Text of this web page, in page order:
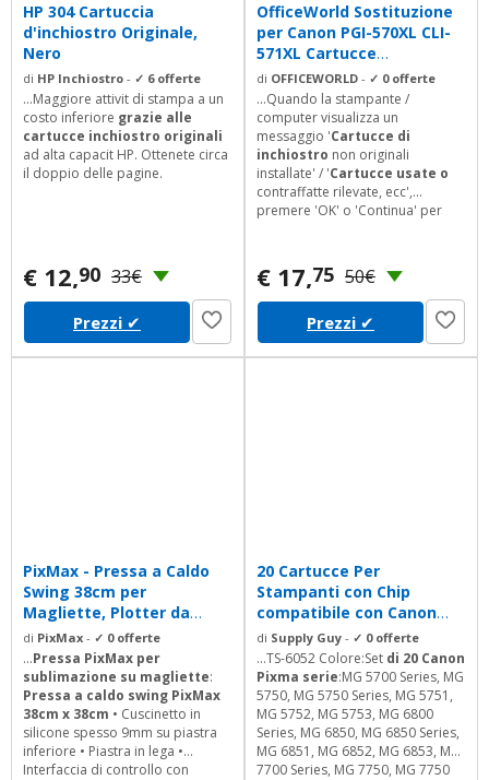
HP 304 Cartuccia
d'inchiostro Originale,
Nero
di HP Inchiostro - ✓ 6 offerte
...Maggiore attivit di stampa a un
costo inferiore grazie alle
cartucce inchiostro originali
ad alta capacit HP. Ottenete circa
il doppio delle pagine.
€ 12,90 33€
Prezzi ✔
OfficeWorld Sostituzione
per Canon PGI-570XL CLI-
571XL Cartucce
d'inchiostro...
di OFFICEWORLD - ✓ 0 offerte
...Quando la stampante /
computer visualizza un
messaggio 'Cartucce di
inchiostro non originali
installate' / 'Cartucce usate o
contraffatte rilevate, ecc',
premere 'OK' o 'Continua' per
rimborso di 12 mesi) Elenco
prodotti> Fare clic su Venduto da
IfreeMall> Scegli l'opzione Fai una
domanda Accedi al tuo account>
Clicca sul tuo account> Il tuo
ordine> Trova il tuo ordine e fai
€ 17,75 50€
Prezzi ✔
PixMax - Pressa a Caldo
Swing 38cm per
Magliette, Plotter da
Taglio Vinile,...
di PixMax - ✓ 0 offerte
...Pressa PixMax per
sublimazione su magliette:
Pressa a caldo swing PixMax
38cm x 38cm • Cuscinetto in
silicone spesso 9mm su piastra
inferiore • Piastra in lega •
Interfaccia di controllo con
20 Cartucce Per
Stampanti con Chip
compatibile con Canon
PGI-570 / CLI-571 per...
di Supply Guy - ✓ 0 offerte
...TS-6052 Colore:Set di 20 Canon
Pixma serie:MG 5700 Series, MG
5750, MG 5750 Series, MG 5751,
MG 5752, MG 5753, MG 6800
Series, MG 6850, MG 6850 Series,
MG 6851, MG 6852, MG 6853, MG
7700 Series, MG 7750, MG 7750